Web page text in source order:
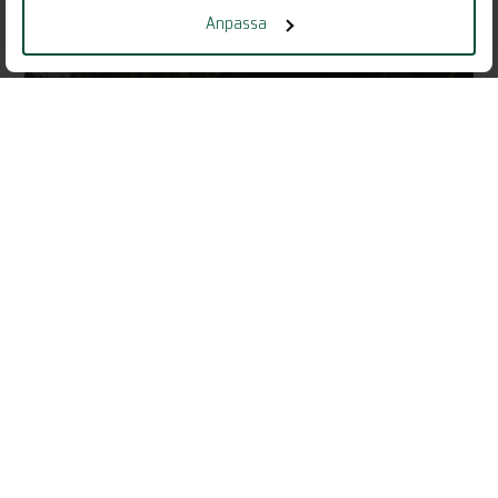
Anpassa